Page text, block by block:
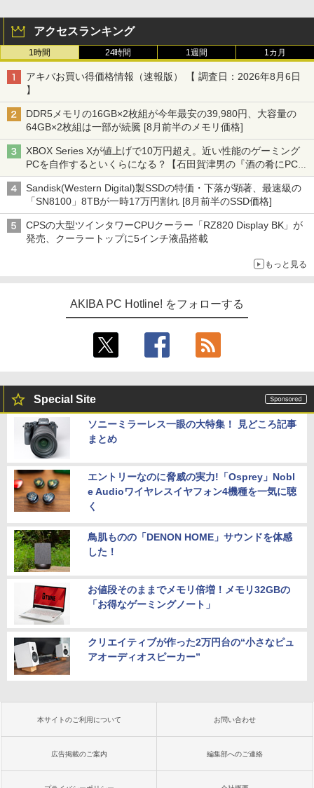
アクセスランキング
1時間 24時間 1週間 1カ月
アキバお買い得価格情報（速報版） 【 調査日：2026年8月6日
】
DDR5メモリの16GB×2枚組が今年最安の39,980円、大容量の
64GB×2枚組は一部が続騰 [8月前半のメモリ価格]
XBOX Series Xが値上げで10万円超え。近い性能のゲーミング
PCを自作するといくらになる？【石田賀津男の『酒の肴にPCゲ
ーム』】
Sandisk(Western Digital)製SSDの特価・下落が顕著、最速級の
「SN8100」8TBが一時17万円割れ [8月前半のSSD価格]
CPSの大型ツインタワーCPUクーラー「RZ820 Display BK」が
発売、クーラートップに5インチ液晶搭載
もっと見る
AKIBA PC Hotline! をフォローする
Special Site
ソニーミラーレス一眼の大特集！ 見どころ記事
まとめ
エントリーなのに脅威の実力!「Osprey」Nobl
e Audioワイヤレスイヤフォン4機種を一気に聴
く
鳥肌ものの「DENON HOME」サウンドを体感
した！
お値段そのままでメモリ倍増！メモリ32GBの
「お得なゲーミングノート」
クリエイティブが作った2万円台の“小さなピュ
アオーディオスピーカー”
本サイトのご利用について お問い合わせ
広告掲載のご案内 編集部へのご連絡